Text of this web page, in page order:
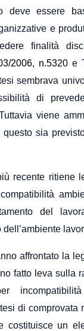
deve essere
e
finalità
2006, n.5320e
sembrava
di
viene
sia
recente ritiene
del
affrontato la
fatto leva sulla
di comprovata
costituisce un